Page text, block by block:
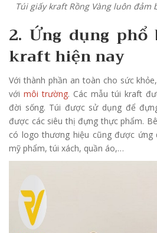
Túi giấy kraft Rồng Vàng luôn
2. Ứng dụng
kraft hiện nay
Với thành phần an toàn cho sức
với môi trường. Các mẫu túi kraft
đời sống. Túi được sử dụng để
được các siêu thị đựng thực phẩm.
có logo thương hiệu cũng được ứng
mỹ phẩm, túi xách, quần áo,…